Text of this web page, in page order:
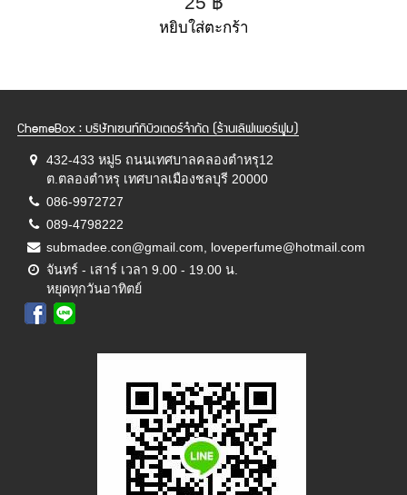
หยิบใส่ตะกร้า
ChemeBox : บริษัทเซนท์ทิบิวเตอร์จำกัด (ร้านเลิฟเพอร์ฟูม)
432-433 หมู่5 ถนนเทศบาลคลองตำหรุ12
ต.ตลองตำหรุ เทศบาลเมืองชลบุรี 20000
086-9972727
089-4798222
submadee.con@gmail.com, loveperfume@hotmail.com
จันทร์ - เสาร์ เวลา 9.00 - 19.00 น.
หยุดทุกวันอาทิตย์